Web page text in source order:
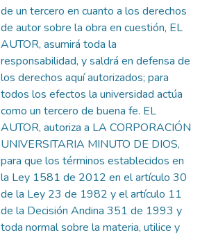
de un tercero en cuanto a los derechos
de autor sobre la obra en cuestión, EL
AUTOR, asumirá toda la
responsabilidad, y saldrá en defensa de
los derechos aquí autorizados; para
todos los efectos la universidad actúa
como un tercero de buena fe. EL
AUTOR, autoriza a LA CORPORACIÓN
UNIVERSITARIA MINUTO DE DIOS,
para que los términos establecidos en
la Ley 1581 de 2012 en el artículo 30
de la Ley 23 de 1982 y el artículo 11
de la Decisión Andina 351 de 1993 y
toda normal sobre la materia, utilice y